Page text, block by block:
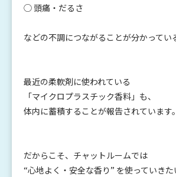
◯ 頭痛・だるさ
などの不調につながることが分かってい
最近の柔軟剤に使われている
「マイクロプラスチック香料」も、
体内に蓄積することが報告されています。
だからこそ、チャットルームでは
“心地よく・安全な香り” を使っていき